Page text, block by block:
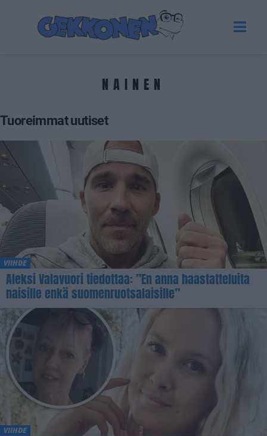
NAINEN
Tuoreimmat uutiset
VIIHDE
Aleksi Valavuori tiedottaa: ”En anna haastatteluita
naisille enkä suomenruotsalaisille”
VIIHDE